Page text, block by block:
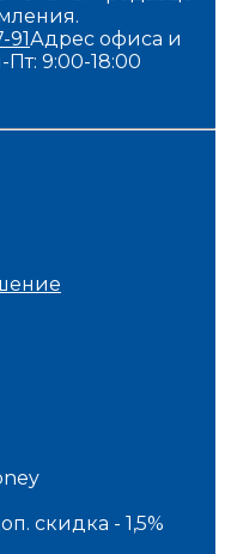
Адрес офиса и
Пт: 9:00-18:00